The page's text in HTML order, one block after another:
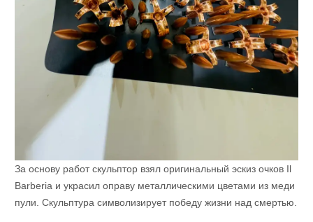
За основу работ скульптор взял оригинальный эскиз очков Il
Barberia и украсил оправу металлическими цветами из меди
пули. Скульптура символизирует победу жизни над смертью.